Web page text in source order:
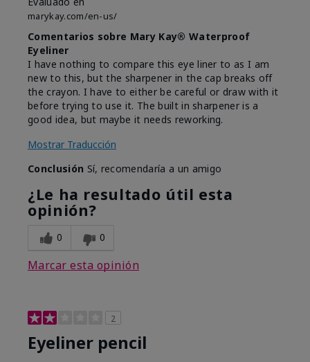
marykay.com/en-us/
Comentarios sobre Mary Kay® Waterproof
Eyeliner
I have nothing to compare this eye liner to as I am
new to this, but the sharpener in the cap breaks off
the crayon. I have to either be careful or draw with it
before trying to use it. The built in sharpener is a
good idea, but maybe it needs reworking.
Mostrar Traducción
Conclusión Sí, recomendaría a un amigo
¿Le ha resultado útil esta
opinión?
0 0
Marcar esta opinión
2
Eyeliner pencil